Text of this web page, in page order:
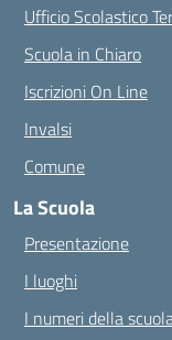
Ufficio Scolastico
Scuola in Chiaro
Iscrizioni On Line
Invalsi
Comune
La Scuola
Presentazione
I luoghi
I numeri della